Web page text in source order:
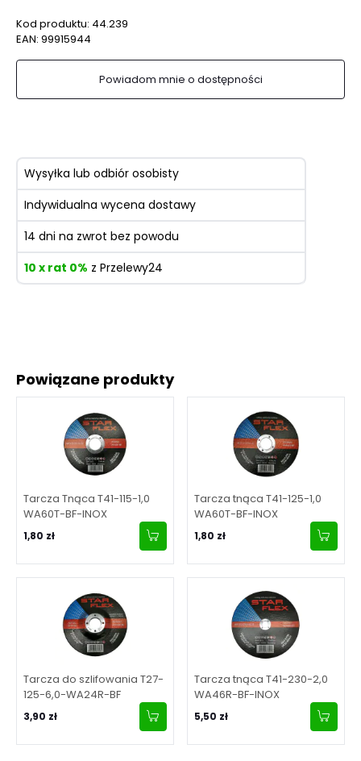
Powiązane produkty
Tarcza Tnąca T41-115-1,0
WA60T-BF-INOX
1,80 zł
Tarcza tnąca T41-125-1,0
WA60T-BF-INOX
1,80 zł
Tarcza do szlifowania T27-
125-6,0-WA24R-BF
3,90 zł
Tarcza tnąca T41-230-2,0
WA46R-BF-INOX
5,50 zł
Kod produktu: 44.239
EAN: 99915944
Powiadom mnie o dostępności
Wysyłka lub odbiór osobisty
Indywidualna wycena dostawy
14 dni na zwrot bez powodu
10 x rat 0% z Przelewy24